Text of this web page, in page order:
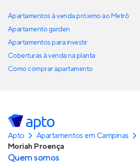
Apartamentos à venda próximo ao Metrô
Apartamento garden
Apartamentos para investir
Coberturas à venda na planta
Como comprar apartamento
Apto Apartamentos em Campinas
Moriah Proença
Quem somos